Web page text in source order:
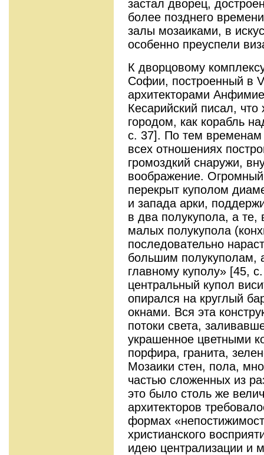
застал дворец,
более позднего
залы мозаиками, в
особенно преуспели
К дворцовому
Софии, построенный в
архитекторами
Кесарийский писал,
городом, как корабль
с. 37]. По тем временам
всех отношениях
громоздкий снаружи,
воображение.
перекрыт куполом
и запада арки,
в два полукупола, а
малых полукупола
последовательно
большим полукуполам,
главному куполу» [45,
центральный купол
опирался на круглый
окнами. Вся эта
потоки света,
украшенное цветными
порфира, гранита,
Мозаики стен, пола,
частью сложенных из
это было столь же
архитекторов
формах
христианского
идею централизации и